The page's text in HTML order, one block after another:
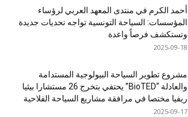
أحمد الكرم في منتدى المعهد العربي لرؤساء
المؤسسات: السياحة التونسية تواجه تحديات جديدة
وتستكشف فرصاً واعدة
2025-09-18
مشروع تطوير السياحة البيولوجية المستدامة
والعادلة “BioTED” يحتفي بتخرج 26 مستشارا بيئيا
ريفيا مختصا في مرافقة مشاريع السياحة الفلاحية
2025-09-17